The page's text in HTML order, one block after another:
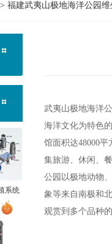
> 福建武夷山极地海洋公园
系统
武夷山极地海洋
海洋文化为特色
馆面积达48000
集旅游、休闲、
公园以极地动物
象等来自南极和
观赏到多个品种